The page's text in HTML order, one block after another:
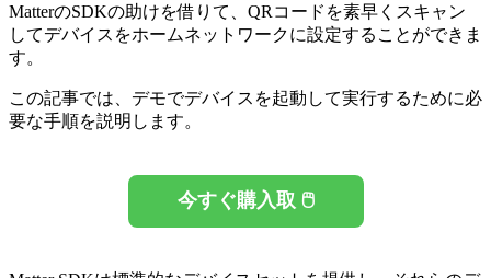
MatterのSDKの助けを借りて、QRコードを素早くスキャン
してデバイスをホームネットワークに設定することができま
す。
この記事では、デモでデバイスを起動して実行するために必
要な手順を説明します。
今すぐ購入取 🖱️